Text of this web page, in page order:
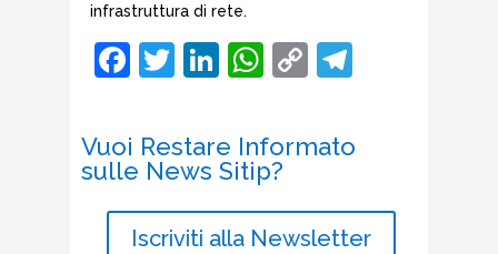
infrastruttura di rete.
Facebook
Twitter
LinkedIn
WhatsApp
Copy
Vuoi Restare Informato
sulle News Sitip?
Iscriviti alla Newsletter